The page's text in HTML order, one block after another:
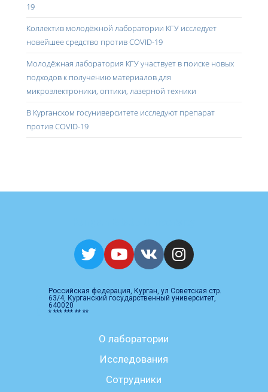
19
Коллектив молодёжной лаборатории КГУ исследует
новейшее средство против COVID-19
Молодёжная лаборатория КГУ участвует в поиске новых
подходов к получению материалов для
микроэлектроники, оптики, лазерной техники
В Курганском госуниверситете исследуют препарат
против COVID-19
Российская федерация, Курган, ул Советская стр.
63/4, Курганский государственный университет,
640020
* *** *** ** **
О лаборатории
Исследования
Сотрудники